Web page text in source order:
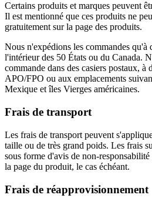
Certains produits et marques peuvent
Il est mentionné que ces produits ne
gratuitement sur la page des produits.
Nous n'expédions les commandes qu'à
l'intérieur des 50 États ou du Canada.
commande dans des casiers postaux, à
APO/FPO ou aux emplacements
Mexique et îles Vierges américaines.
Frais de transport
Les frais de transport peuvent
taille ou de très grand poids. Les frais
sous forme d'avis de non-
la page du produit, le cas échéant.
Frais de réapprovisionnement